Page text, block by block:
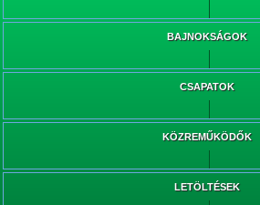
BAJNOKSÁGOK
CSAPATOK
KÖZREMŰKÖDŐK
LETÖLTÉSEK